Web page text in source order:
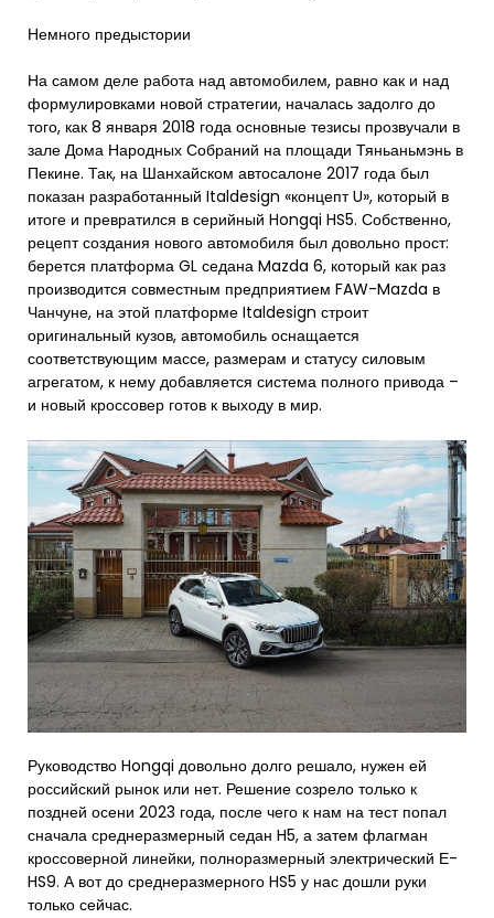
Немного предыстории
На самом деле работа над автомобилем, равно как и над
формулировками новой стратегии, началась задолго до
того, как 8 января 2018 года основные тезисы прозвучали в
зале Дома Народных Собраний на площади Тяньаньмэнь в
Пекине. Так, на Шанхайском автосалоне 2017 года был
показан разработанный Italdesign «концепт U», который в
итоге и превратился в серийный Hongqi HS5. Собственно,
рецепт создания нового автомобиля был довольно прост:
берется платформа GL седана Mazda 6, который как раз
производится совместным предприятием FAW-Mazda в
Чанчуне, на этой платформе Italdesign строит
оригинальный кузов, автомобиль оснащается
соответствующим массе, размерам и статусу силовым
агрегатом, к нему добавляется система полного привода –
и новый кроссовер готов к выходу в мир.
Руководство Hongqi довольно долго решало, нужен ей
российский рынок или нет. Решение созрело только к
поздней осени 2023 года, после чего к нам на тест попал
сначала среднеразмерный седан H5, а затем флагман
кроссоверной линейки, полноразмерный электрический Е-
HS9. А вот до среднеразмерного HS5 у нас дошли руки
только сейчас.